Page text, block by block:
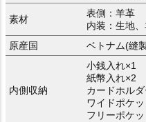
素材
表側：羊革
内装：生地
原産国
ベトナム(縫
内側収納
小銭入れ×1
紙幣入れ×2
カードホル
ワイドポケ
フリーポケ